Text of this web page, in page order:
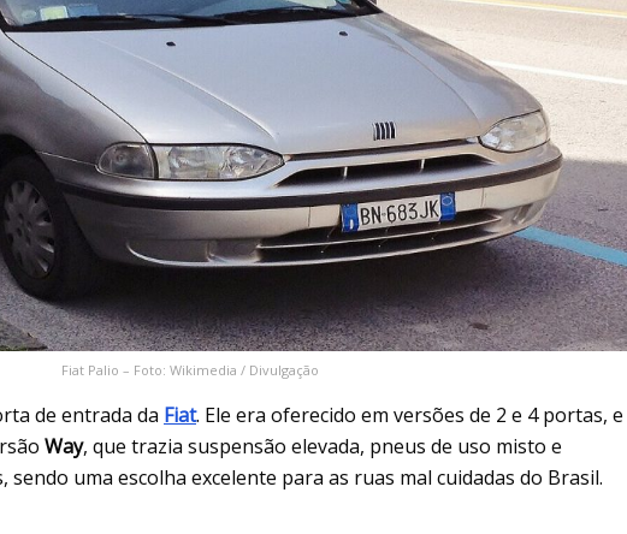
Fiat Palio – Foto: Wikimedia / Divulgação
de entrada da Fiat. Ele era oferecido em versões de 2 e 4 portas, e
Way, que trazia suspensão elevada, pneus de uso misto e
uma escolha excelente para as ruas mal cuidadas do Brasil.